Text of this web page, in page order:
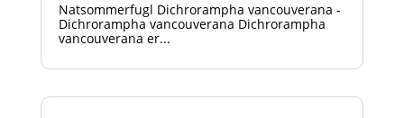
Natsommerfugl Dichrorampha vancouverana -
Dichrorampha vancouverana Dichrorampha
vancouverana er...